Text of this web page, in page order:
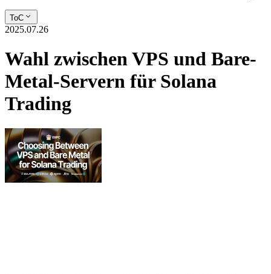
ToC
2025.07.26
Wahl zwischen VPS und Bare-
Metal-Servern für Solana
Trading